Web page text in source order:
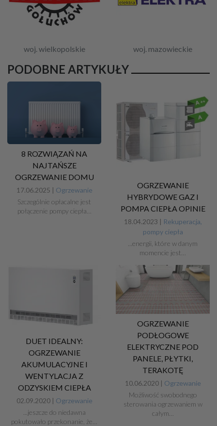
woj. wielkopolskie woj. mazowieckie
PODOBNE ARTYKUŁY
8 ROZWIĄZAŃ NA
NAJTAŃSZE
OGRZEWANIE DOMU
17.06.2025 | Ogrzewanie
Szczególnie opłacalne jest
połączenie pompy ciepła…
OGRZEWANIE
HYBRYDOWE GAZ I
POMPA CIEPŁA OPINIE
18.04.2023 | Rekuperacja,
pompy ciepła
...energii, które w danym
momencie jest…
DUET IDEALNY:
OGRZEWANIE
AKUMULACYJNE I
WENTYLACJA Z
ODZYSKIEM CIEPŁA
02.09.2020 | Ogrzewanie
...jeszcze do niedawna
pokutowało przekonanie, że…
OGRZEWANIE
PODŁOGOWE
ELEKTRYCZNE POD
PANELE, PŁYTKI,
TERAKOTĘ
10.06.2020 | Ogrzewanie
Możliwość swobodnego
sterowania ogrzewaniem w
całym…